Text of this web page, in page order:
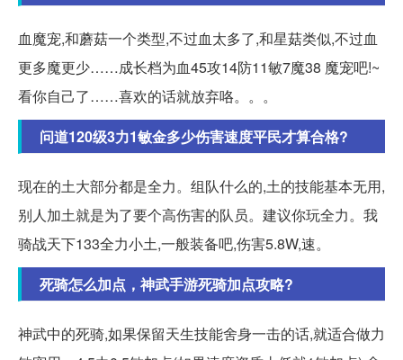
血魔宠,和蘑菇一个类型,不过血太多了,和星菇类似,不过血
更多魔更少……成长档为血45攻14防11敏7魔38 魔宠吧!~
看你自己了……喜欢的话就放弃咯。。。
问道120级3力1敏金多少伤害速度平民才算合格?
现在的土大部分都是全力。组队什么的,土的技能基本无用,
别人加土就是为了要个高伤害的队员。建议你玩全力。我
骑战天下133全力小土,一般装备吧,伤害5.8W,速。
死骑怎么加点，神武手游死骑加点攻略?
神武中的死骑,如果保留天生技能舍身一击的话,就适合做力